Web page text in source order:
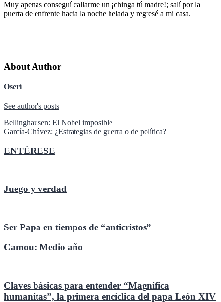
Muy apenas conseguí callarme un ¡chinga tú madre!; salí por la
puerta de enfrente hacia la noche helada y regresé a mi casa.
About Author
Oserí
See author's posts
Navegación
de
entradas
Bellinghausen: El Nobel imposible
García-Chávez: ¿Estrategias de guerra o de política?
ENTÉRESE
Juego y verdad
Ser Papa en tiempos de “anticristos”
Camou: Medio año
Claves básicas para entender “Magnifica
humanitas”, la primera encíclica del papa León XIV